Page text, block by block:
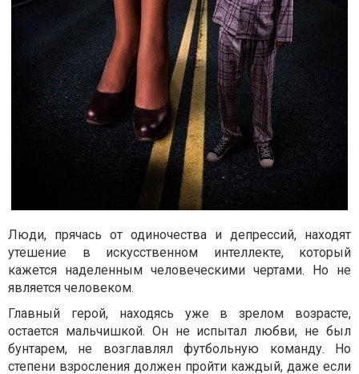
Люди, прячась от одиночества и депрессий, находят
утешение в искусственном интеллекте, который
кажется наделенным человеческими чертами. Но не
является человеком.
Главный герой, находясь уже в зрелом возрасте,
остается мальчишкой. Он не испытал любви, не был
бунтарем, не возглавлял футбольную команду. Но
степени взросления должен пройти каждый, даже если